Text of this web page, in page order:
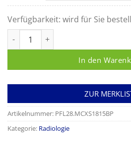
Verfügbarkeit: wird für Sie
In den
ZUR
Artikelnummer: PFL28.MCXS1815BP
Kategorie: Radiologie